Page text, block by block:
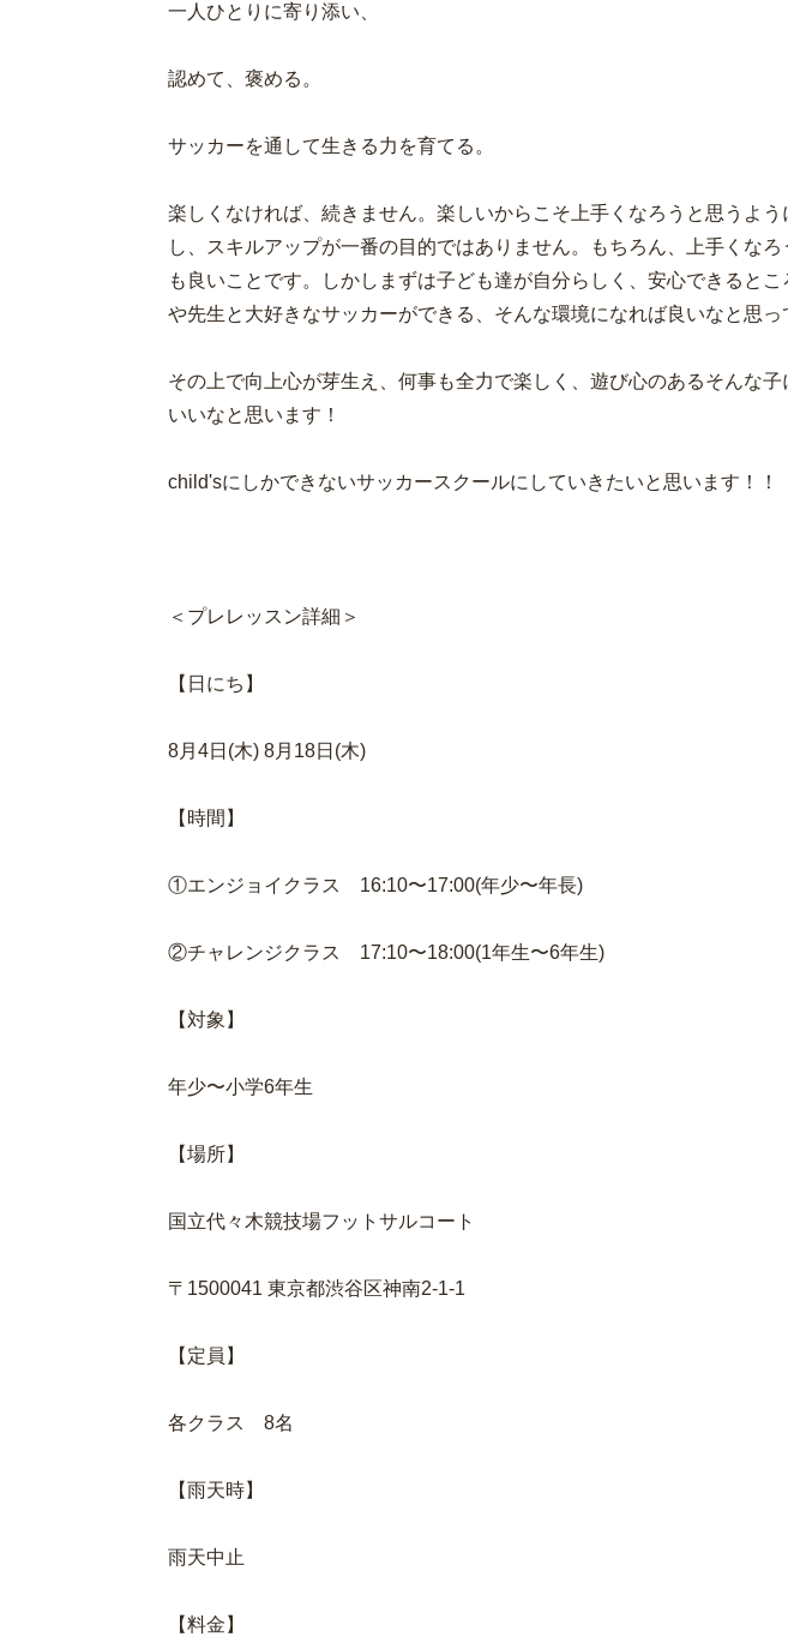
一人ひとりに寄り添い、
認めて、褒める。
サッカーを通して生きる力を育てる。
楽しくなければ、続きません。楽しいからこそ上手くなろうと思うよ
し、スキルアップが一番の目的ではありません。もちろん、上手くなろ
も良いことです。しかしまずは子ども達が自分らしく、安心できるとこ
や先生と大好きなサッカーができる、そんな環境になれば良いなと思っ
その上で向上心が芽生え、何事も全力で楽しく、遊び心のあるそんな子
いいなと思います！
child'sにしかできないサッカースクールにしていきたいと思います！！
＜プレレッスン詳細＞
【日にち】
8月4日(木) 8月18日(木)
【時間】
①エンジョイクラス 16:10〜17:00(年少〜年長)
②チャレンジクラス 17:10〜18:00(1年生〜6年生)
【対象】
年少〜小学6年生
【場所】
国立代々木競技場フットサルコート
〒1500041 東京都渋谷区神南2-1-1
【定員】
各クラス 8名
【雨天時】
雨天中止
【料金】